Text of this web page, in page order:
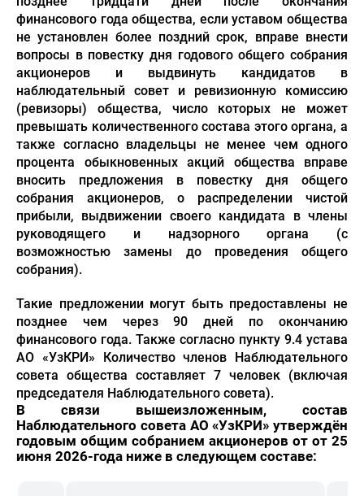
финансового года общества, если уставом общества
не установлен более поздний срок, вправе внести
вопросы в повестку дня годового общего собрания
акционеров и выдвинуть кандидатов в
наблюдательный совет и ревизионную комиссию
(ревизоры) общества, число которых не может
превышать количественного состава этого органа, а
также согласно владельцы не менее чем одного
процента обыкновенных акций общества вправе
вносить предложения в повестку дня общего
собрания акционеров, о распределении чистой
прибыли, выдвижении своего кандидата в члены
руководящего и надзорного органа (с
возможностью замены до проведения общего
собрания).
Такие предложении могут быть предоставлены не
позднее чем через 90 дней по окончанию
финансового года. Также согласно пункту 9.4 устава
АО «УзКРИ» Количество членов Наблюдательного
совета общества составляет 7 человек (включая
председателя Наблюдательного совета).
В связи вышеизложенным, состав
Наблюдательного совета АО «УзКРИ» утверждён
годовым общим собранием акционеров от от 25
июня 2026-года ниже в следующем составе: